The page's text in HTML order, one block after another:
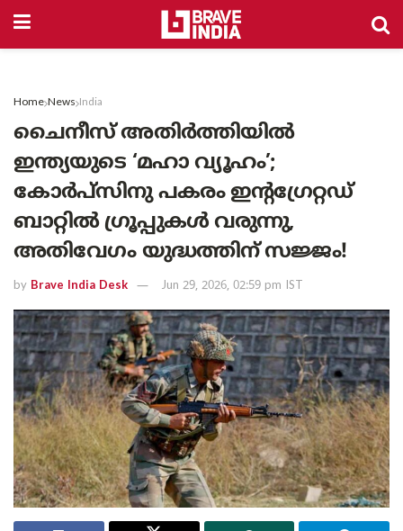
Home News India
ചൈനീസ് അതിർത്തിയിൽ
ഇന്ത്യയുടെ ‘മഹാ വ്യൂഹം’;
കോർപ്സിനു പകരം ഇന്റഗ്രേറ്റഡ്
ബാറ്റിൽ ഗ്രൂപ്പുകൾ വരുന്നു,
അതിവേഗം യുദ്ധത്തിന് സജ്ജം!
by Brave India Desk Jun 29, 2026, 02:59 pm IST